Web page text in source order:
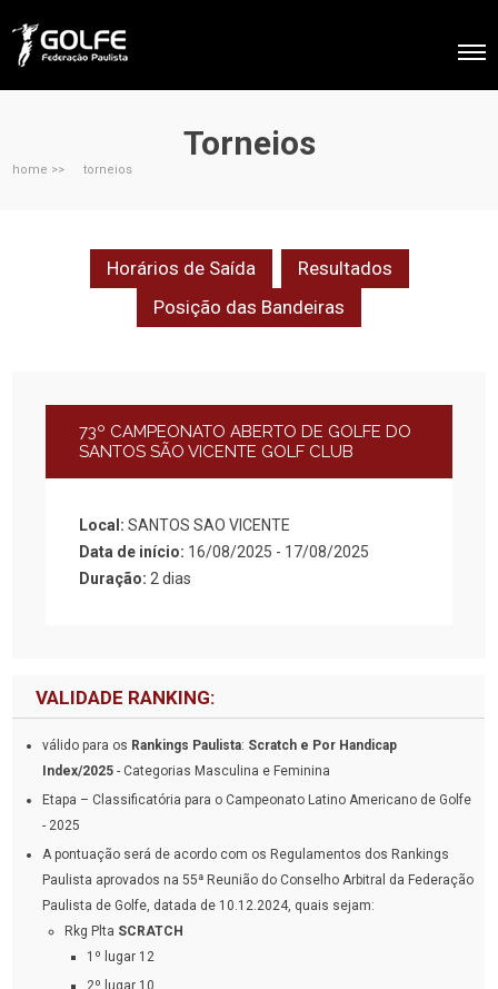
Torneios
home >> torneios
Horários de Saída
Resultados
Posição das Bandeiras
73º CAMPEONATO ABERTO DE GOLFE DO
SANTOS SÃO VICENTE GOLF CLUB
Local:SANTOS SAO VICENTE
Data de início: 16/08/2025 - 17/08/2025
Duração: 2 dias
VALIDADE RANKING:
válido para os Rankings Paulista: Scratch e Por Handicap
Index/2025 - Categorias Masculina e Feminina
Etapa – Classificatória para o Campeonato Latino Americano de Golfe
- 2025
A pontuação será de acordo com os Regulamentos dos Rankings
Paulista aprovados na 55ª Reunião do Conselho Arbitral da Federação
Paulista de Golfe, datada de 10.12.2024, quais sejam:
Rkg Plta SCRATCH
1º lugar 12
2º lugar 10